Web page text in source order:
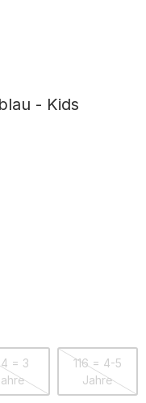
- Kids
= 3
116 = 4-5
Jahre